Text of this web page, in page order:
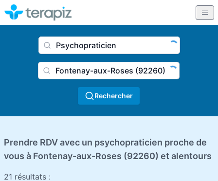
Nom du praticien, profession
Ville
Rechercher
Prendre RDV avec un psychopraticien proche de
vous à Fontenay-aux-Roses (92260) et alentours
21 résultats :